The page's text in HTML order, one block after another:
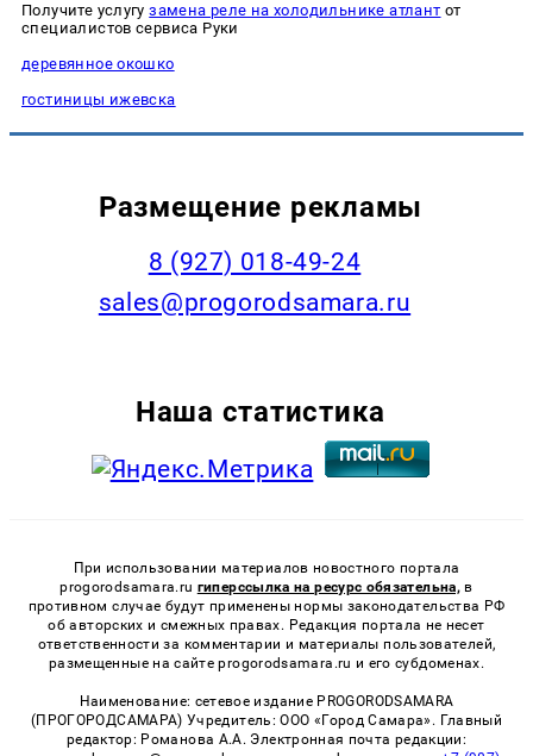
Получите услугузамена реле на холодильнике атлант от
специалистов сервиса Руки
деревянное окошко
гостиницы ижевска
Размещение рекламы
8 (927) 018-49-24
sales@progorodsamara.ru
Наша статистика
При использовании материалов новостного портала
progorodsamara.ru гиперссылка на ресурс обязательна, в
противном случае будут применены нормы законодательства РФ
об авторских и смежных правах. Редакция портала не несет
ответственности за комментарии и материалы пользователей,
размещенные на сайте progorodsamara.ru и его субдоменах.
Наименование: сетевое издание PROGORODSAMARA
(ПРОГОРОДСАМАРА) Учредитель: ООО «Город Самара». Главный
редактор: Романова А.А. Электронная почта редакции: